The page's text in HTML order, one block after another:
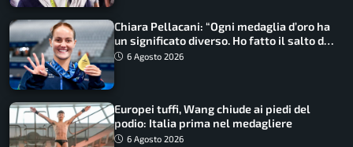
Chiara Pellacani: “Ogni medaglia d’oro ha
un significato diverso. Ho fatto il salto di
qualità”
6 Agosto 2026
Europei tuffi, Wang chiude ai piedi del
podio: Italia prima nel medagliere
6 Agosto 2026